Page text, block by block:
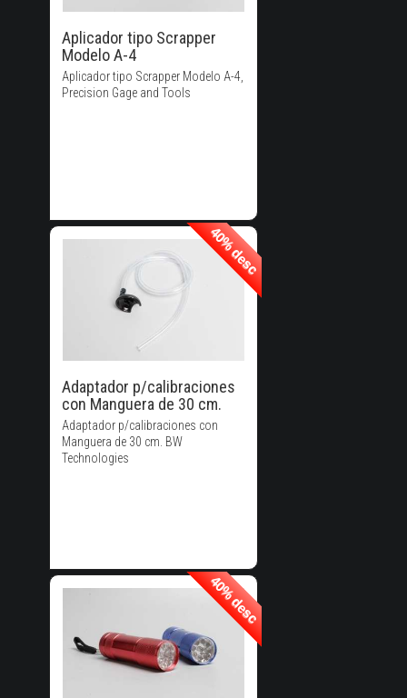
Aplicador tipo Scrapper
Modelo A-4
Aplicador tipo Scrapper Modelo A-4,
Precision Gage and Tools
40% desc
Adaptador p/calibraciones
con Manguera de 30 cm.
Adaptador p/calibraciones con
Manguera de 30 cm. BW
Technologies
40% desc
40% de
Descuento!
40% desc
40% desc
40% de
Descuento!